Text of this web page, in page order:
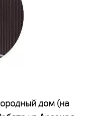
дом (на